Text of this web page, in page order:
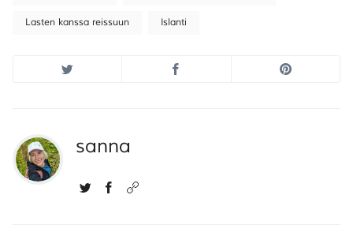
Lasten kanssa reissuun Islanti
sanna